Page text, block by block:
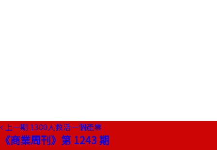
上一期 1300人救活一個產業
《商業周刊》第 1243 期